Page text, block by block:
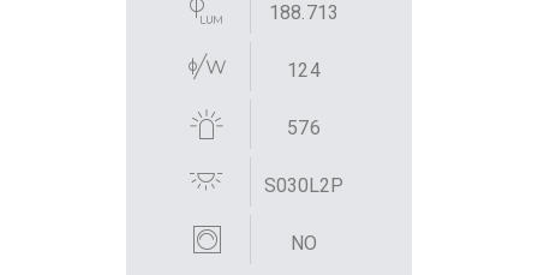
188.713
124
576
S030L2P
NO